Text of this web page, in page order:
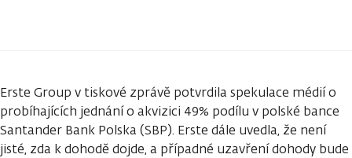
Erste Group v tiskové zprávě potvrdila spekulace médií o
probíhajících jednání o akvizici 49% podílu v polské bance
Santander Bank Polska (SBP). Erste dále uvedla, že není
jisté, zda k dohodě dojde, a případné uzavření dohody bude